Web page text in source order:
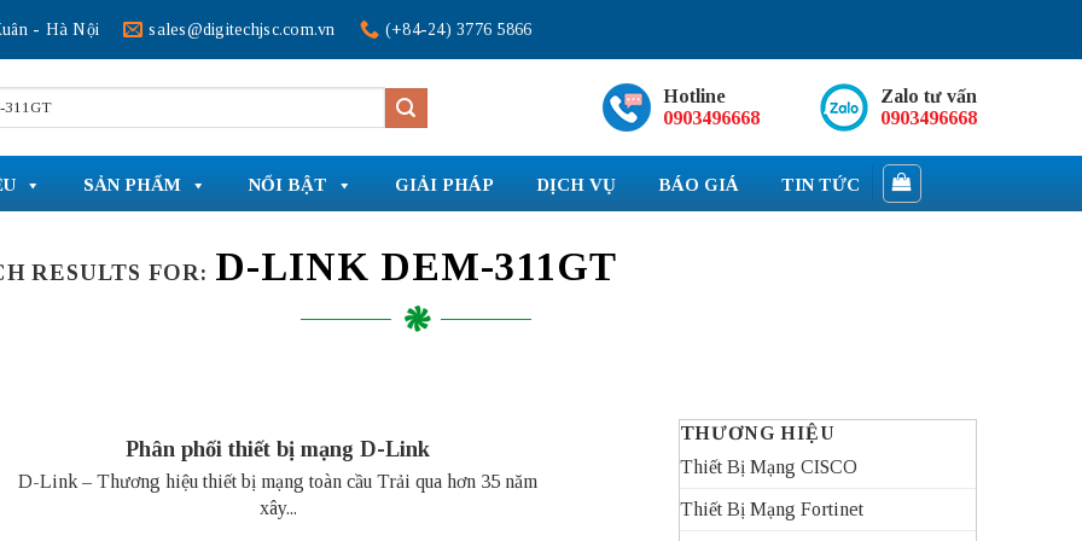
- Hà Nội sales@digitechjsc.com.vn (+84-24) 3776 5866
Hotline
0903496668
Zalo tư vấn
0903496668
SẢN PHẨM NỔI BẬT GIẢI PHÁP DỊCH VỤ BÁO GIÁ TIN TỨC
RESULTS FOR: D-LINK DEM-311GT
Phân phối thiết bị mạng D-Link
D-Link – Thương hiệu thiết bị mạng toàn cầu Trải qua hơn 35 năm
xây...
THƯƠNG HIỆU
Thiết Bị Mạng CISCO
Thiết Bị Mạng Fortinet